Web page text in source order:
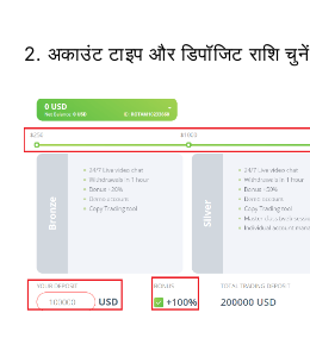
2. अकाउंट टाइप और डिपॉजिट राशि चुनें